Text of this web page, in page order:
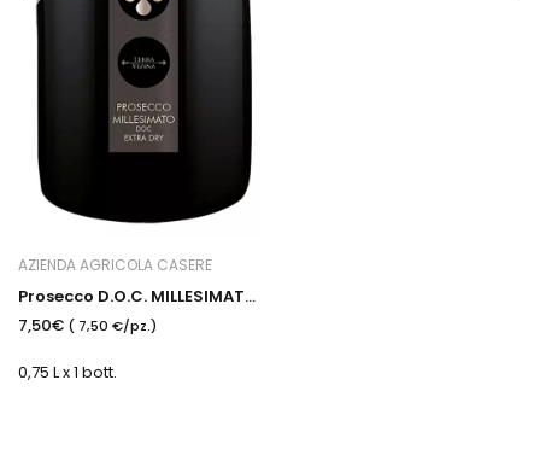
AZIENDA AGRICOLA CASERE
Prosecco D.O.C. MILLESIMATO EXTRA DRY
7,50€ ( 7,50 €/pz.)
0,75 L x 1 bott.